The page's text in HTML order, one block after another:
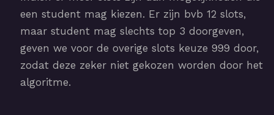
een student mag kiezen. Er zijn bvb 12 slots,
maar student mag slechts top 3 doorgeven,
geven we voor de overige slots keuze 999 door,
zodat deze zeker niet gekozen worden door het
algoritme.